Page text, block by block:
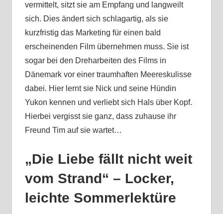
vermittelt, sitzt sie am Empfang und langweilt
sich. Dies ändert sich schlagartig, als sie
kurzfristig das Marketing für einen bald
erscheinenden Film übernehmen muss. Sie ist
sogar bei den Dreharbeiten des Films in
Dänemark vor einer traumhaften Meereskulisse
dabei. Hier lernt sie Nick und seine Hündin
Yukon kennen und verliebt sich Hals über Kopf.
Hierbei vergisst sie ganz, dass zuhause ihr
Freund Tim auf sie wartet…
„Die Liebe fällt nicht weit
vom Strand“ – Locker,
leichte Sommerlektüre